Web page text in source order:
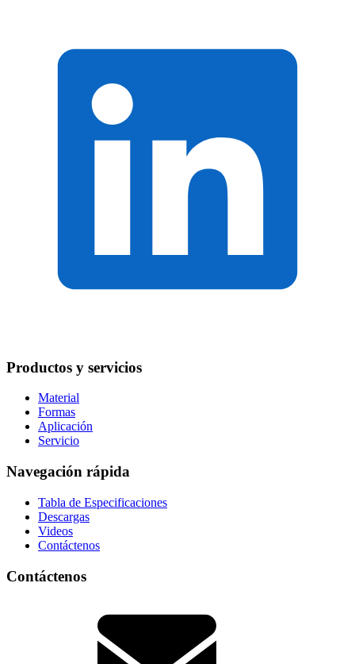
Productos y servicios
Material
Formas
Aplicación
Servicio
Navegación rápida
Tabla de Especificaciones
Descargas
Videos
Contáctenos
Contáctenos